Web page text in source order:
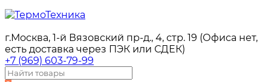
г.Москва, 1-й Вязовский пр-д., 4, стр. 19 (Офиса нет,
есть доставка через ПЭК или СДЕК)
+7 (969) 603-79-99